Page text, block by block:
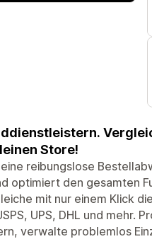
Store!
reibungslose
optimiert den gesamten
mit nur einem Klick
UPS, DHL und mehr.
verwalte problemlos